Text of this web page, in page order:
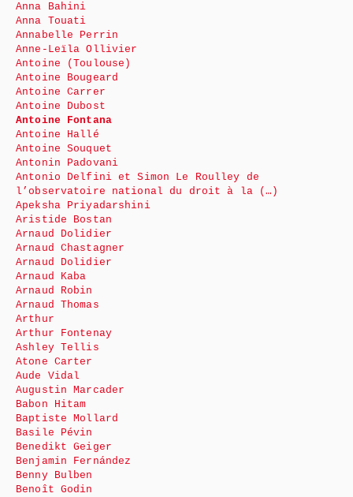
Anna Bahini
Anna Touati
Annabelle Perrin
Anne-Leïla Ollivier
Antoine (Toulouse)
Antoine Bougeard
Antoine Carrer
Antoine Dubost
Antoine Fontana
Antoine Hallé
Antoine Souquet
Antonin Padovani
Antonio Delfini et Simon Le Roulley de
l’observatoire national du droit à la (…)
Apeksha Priyadarshini
Aristide Bostan
Arnaud Dolidier
Arnaud Chastagner
Arnaud Dolidier
Arnaud Kaba
Arnaud Robin
Arnaud Thomas
Arthur
Arthur Fontenay
Ashley Tellis
Atone Carter
Aude Vidal
Augustin Marcader
Babon Hitam
Baptiste Mollard
Basile Pévin
Benedikt Geiger
Benjamin Fernández
Benny Bulben
Benoît Godin